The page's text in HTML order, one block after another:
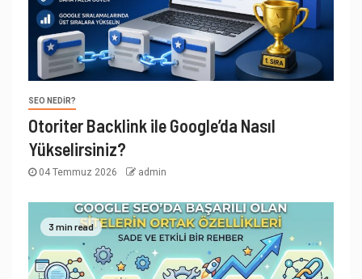
SEO NEDIR?
Otoriter Backlink ile Google’da Nasıl
Yükselirsiniz?
04 Temmuz 2026 admin
3 min read